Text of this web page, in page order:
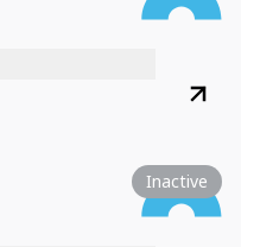
Inactive